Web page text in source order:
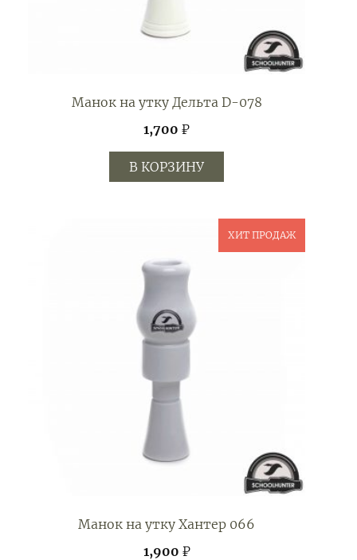
Манок на утку Дельта D-078
1,700 ₽
В КОРЗИНУ
Манок на утку Хантер 066
1,900 ₽
ХИТ ПРОДАЖ